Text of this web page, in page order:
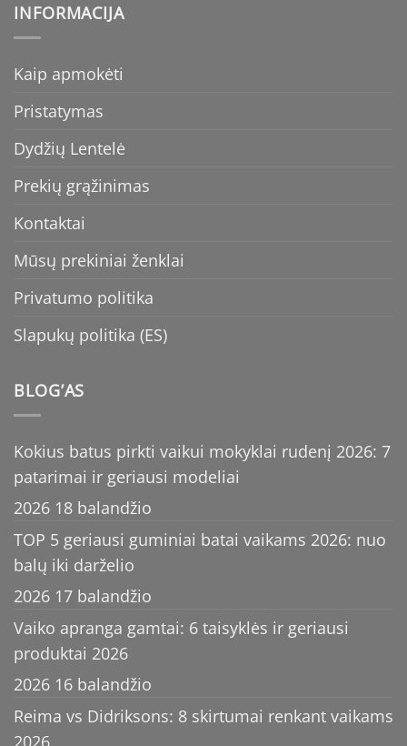
INFORMACIJA
Kaip apmokėti
Pristatymas
Dydžių Lentelė
Prekių grąžinimas
Kontaktai
Mūsų prekiniai ženklai
Privatumo politika
Slapukų politika (ES)
BLOG’AS
Kokius batus pirkti vaikui mokyklai rudenį 2026: 7
patarimai ir geriausi modeliai
2026 18 balandžio
TOP 5 geriausi guminiai batai vaikams 2026: nuo
balų iki darželio
2026 17 balandžio
Vaiko apranga gamtai: 6 taisyklės ir geriausi
produktai 2026
2026 16 balandžio
Reima vs Didriksons: 8 skirtumai renkant vaikams
2026